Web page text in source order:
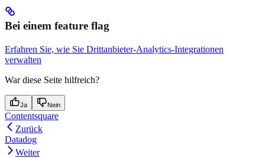
Bei einem feature flag
Erfahren Sie, wie Sie Drittanbieter-Analytics-Integrationen
verwalten
War diese Seite hilfreich?
Ja Nein
Contentsquare
Zurück
Datadog
Weiter